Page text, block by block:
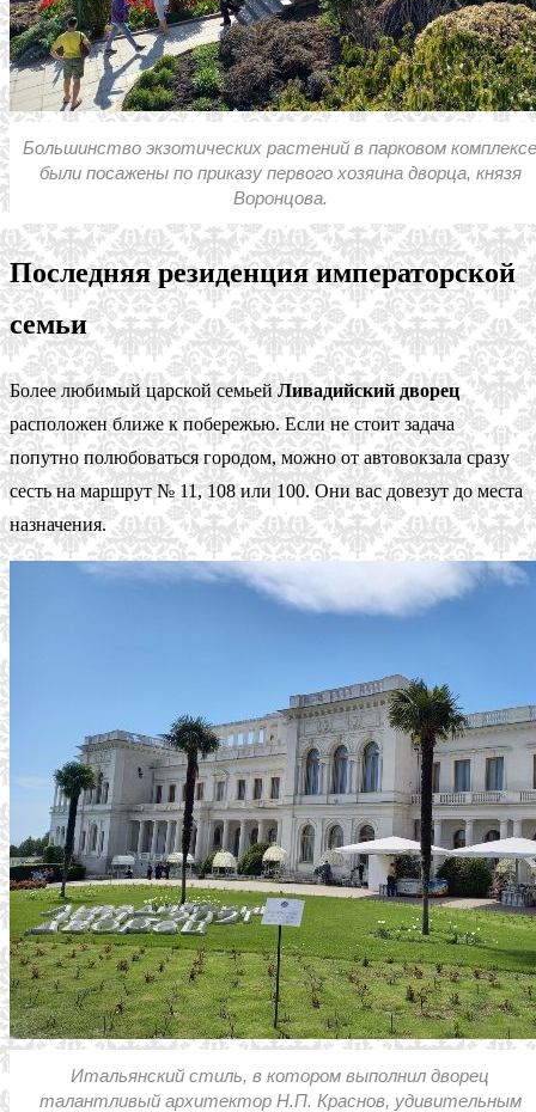
Большинство экзотических растений в парковом комплексе
были посажены по приказу первого хозяина дворца, князя
Воронцова.
Последняя резиденция императорской
семьи
Более любимый царской семьейЛивадийский дворец
расположен ближе к побережью. Если не стоит задача
попутно полюбоваться городом, можно от автовокзала сразу
сесть на маршрут № 11, 108 или 100. Они вас довезут до места
назначения.
Итальянский стиль, в котором выполнил дворец
талантливый архитектор Н.П. Краснов, удивительным